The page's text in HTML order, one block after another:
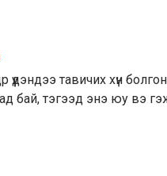
үүдэндээ тавичих хүн
бай, тэгээд энэ юу вэ